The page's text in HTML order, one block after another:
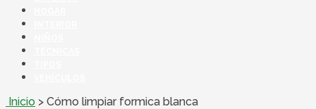
Inicio > Cómo limpiar formica blanca